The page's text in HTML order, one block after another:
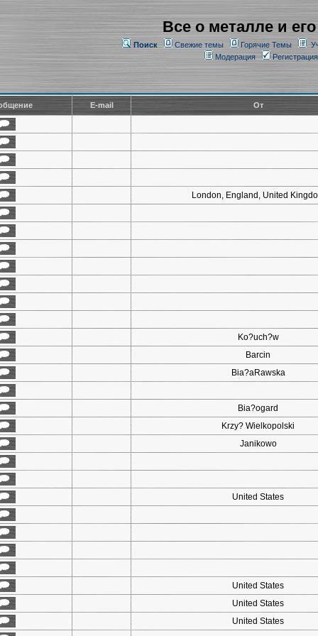
Все о металле и
Поиск Свежие темы Горячие Темы
Модерация
Регистрация
E-mail От
London, England, United
Ko?uch?w
Barcin
Bia?aRawska
Bia?ogard
Krzy? Wielkopolski
Janikowo
United States
United States
United States
United States